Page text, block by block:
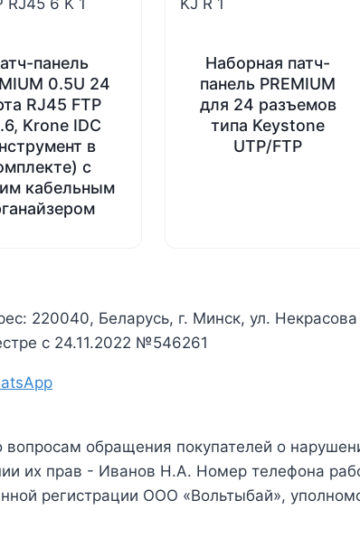
панель
0.5U 24
RJ45 FTP
Krone IDC
в
с
кабельным
Наборная патч-
панель PREMIUM
для 24 разъемов
типа Keystone
UTP/FTP
220040, Беларусь, г. Минск, ул.
с 24.11.2022 №546261
обращения покупателей о
их прав - Иванов Н.А. Номер телефона
регистрации ООО «Вольтыбай»,